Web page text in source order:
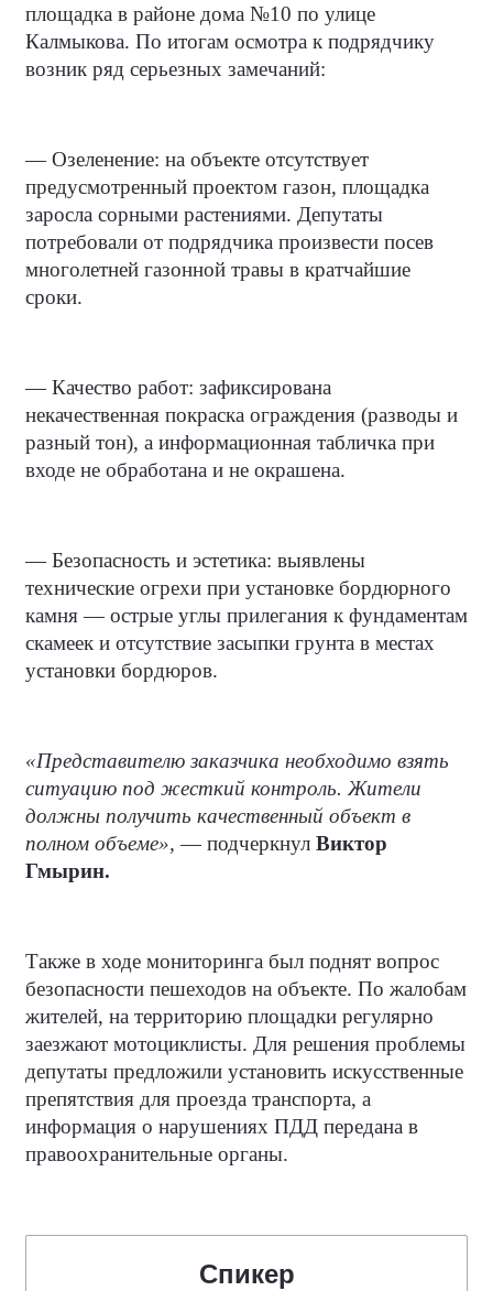
площадка в районе дома №10 по улице
Калмыкова. По итогам осмотра к подрядчику
возник ряд серьезных замечаний:
— Озеленение: на объекте отсутствует
предусмотренный проектом газон, площадка
заросла сорными растениями. Депутаты
потребовали от подрядчика произвести посев
многолетней газонной травы в кратчайшие
сроки.
— Качество работ: зафиксирована
некачественная покраска ограждения (разводы и
разный тон), а информационная табличка при
входе не обработана и не окрашена.
— Безопасность и эстетика: выявлены
технические огрехи при установке бордюрного
камня — острые углы прилегания к фундаментам
скамеек и отсутствие засыпки грунта в местах
установки бордюров.
«Представителю заказчика необходимо взять
ситуацию под жесткий контроль. Жители
должны получить качественный объект в
полном объеме», — подчеркнул Виктор
Гмырин.
Также в ходе мониторинга был поднят вопрос
безопасности пешеходов на объекте. По жалобам
жителей, на территорию площадки регулярно
заезжают мотоциклисты. Для решения проблемы
депутаты предложили установить искусственные
препятствия для проезда транспорта, а
информация о нарушениях ПДД передана в
правоохранительные органы.
Спикер